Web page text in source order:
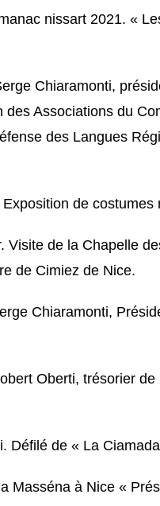
nissart 2021. «
Chiaramonti,
Associations du
des Langues
de
Visite de la Chapelle
de Cimiez de Nice.
Chiaramonti,
Oberti, trésorier
Défilé de « La
Masséna à Nice «